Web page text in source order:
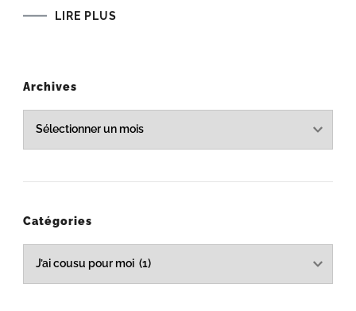
LIRE PLUS
Archives
Archives
Catégories
Catégories